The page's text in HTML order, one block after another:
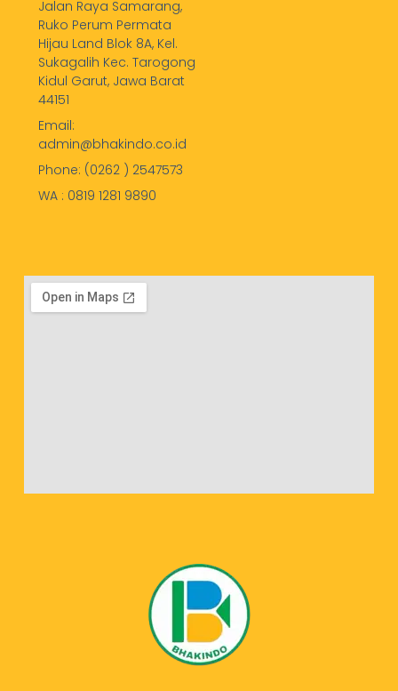
Jalan Raya Samarang,
Ruko Perum Permata
Hijau Land Blok 8A, Kel.
Sukagalih Kec. Tarogong
Kidul Garut, Jawa Barat
44151
Email:
admin@bhakindo.co.id
Phone: (0262 ) 2547573
WA : 0819 1281 9890